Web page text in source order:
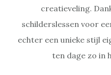
creatieveling.
schilderslessen voor
echter een unieke stijl
ten dage zo in